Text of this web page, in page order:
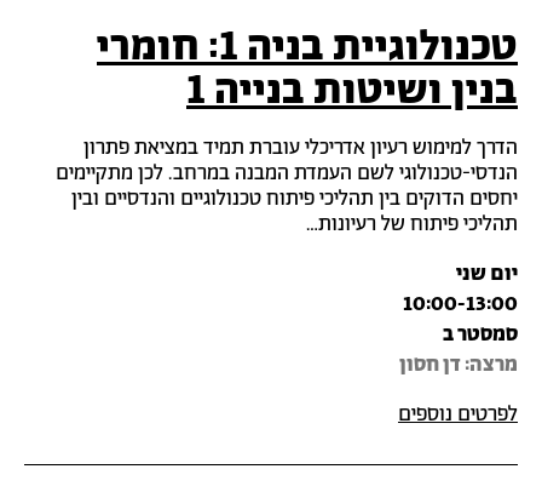
טכנולוגיית בניה 1: חומרי
בנין ושיטות בנייה 1
הדרך למימוש רעיון אדריכלי עוברת תמיד במציאת פתרון
הנדסי-טכנולוגי לשם העמדת המבנה במרחב. לכן מתקיימים
יחסים הדוקים בין תהליכי פיתוח טכנולוגיים והנדסיים ובין
תהליכי פיתוח של רעיונות…
יום שני
10:00-13:00
מרצה‎: דן חסון
סמסטר ב
לפרטים נוספים